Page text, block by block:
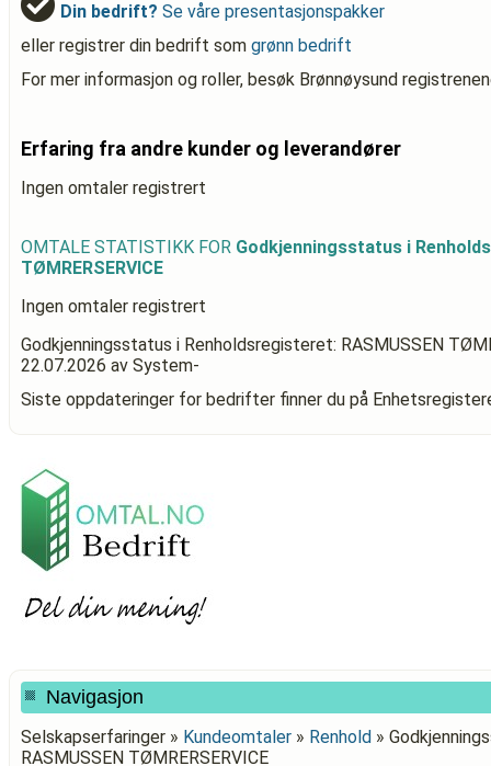
Din bedrift? Se våre presentasjonspakker
eller registrer din bedrift som grønn bedrift
For mer informasjon og roller, besøk Brønnøysund
Erfaring fra andre kunder og leverandører
Ingen omtaler registrert
OMTALE STATISTIKK FOR Godkjenningsstatus i
TØMRERSERVICE
Ingen omtaler registrert
Godkjenningsstatus i Renholdsregisteret: RASMUSSEN
22.07.2026 av System-
Siste oppdateringer for bedrifter finner du på
Navigasjon
Selskapserfaringer » Kundeomtaler » Renhold »
RASMUSSEN TØMRERSERVICE